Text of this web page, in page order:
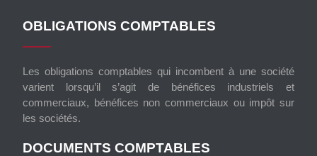
OBLIGATIONS COMPTABLES
Les obligations comptables qui incombent à une société
varient lorsqu’il s’agit de bénéfices industriels et
commerciaux, bénéfices non commerciaux ou impôt sur
les sociétés.
DOCUMENTS COMPTABLES